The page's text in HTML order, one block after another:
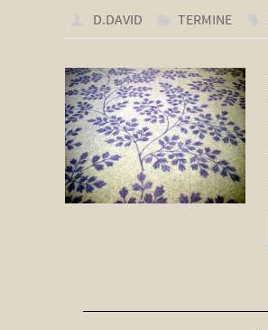
D.DAVID TERMINE